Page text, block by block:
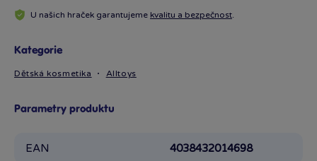
U našich hraček garantujeme kvalitu a bezpečnost.
Kategorie
Dětská kosmetika Alltoys
Parametry produktu
EAN 4038432014698